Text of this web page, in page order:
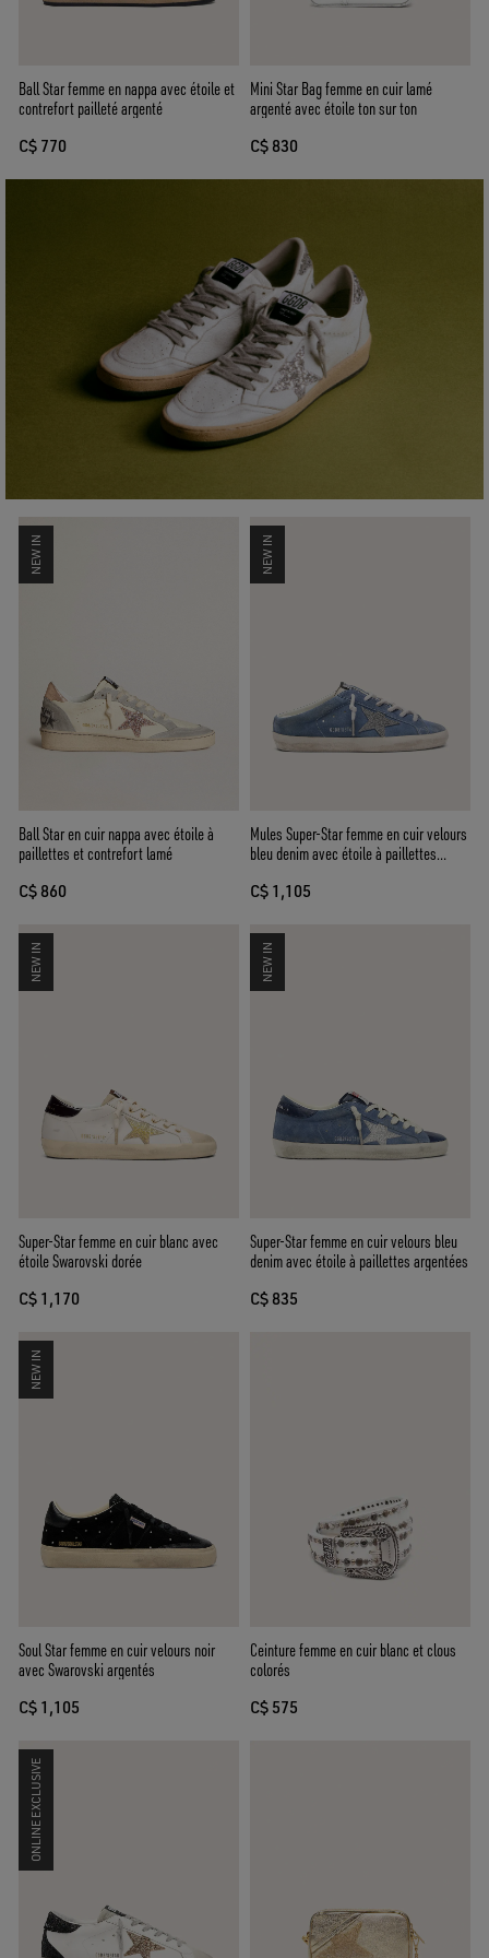
Ball Star femme en nappa avec étoile et
contrefort pailleté argenté
C$ 770
Mini Star Bag femme en cuir lamé
argenté avec étoile ton sur ton
C$ 830
NEW IN
Ball Star en cuir nappa avec étoile à
paillettes et contrefort lamé
C$ 860
NEW IN
Mules Super-Star femme en cuir velours
bleu denim avec étoile à paillettes
C$ 1,105
NEW IN
Super-Star femme en cuir blanc avec
étoile Swarovski dorée
C$ 1,170
NEW IN
Super-Star femme en cuir velours bleu
denim avec étoile à paillettes argentées
C$ 835
NEW IN
Soul Star femme en cuir velours noir
avec Swarovski argentés
C$ 1,105
Ceinture femme en cuir blanc et clous
colorés
C$ 575
ONLINE EXCLUSIVE